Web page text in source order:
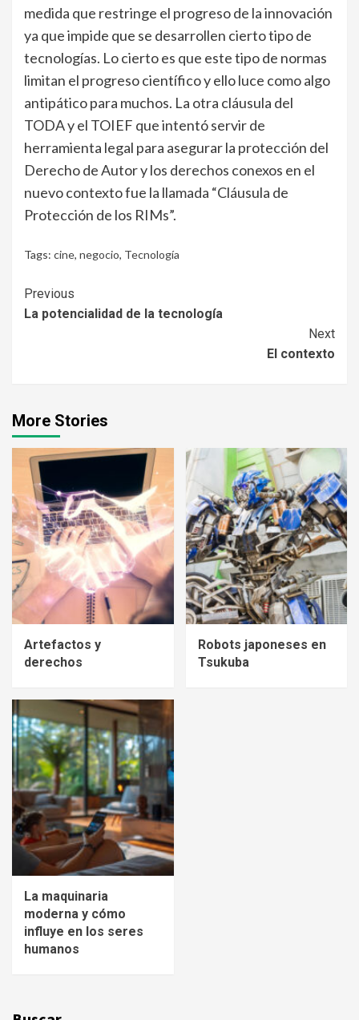
medida que restringe el progreso de la innovación
ya que impide que se desarrollen cierto tipo de
tecnologías. Lo cierto es que este tipo de normas
limitan el progreso científico y ello luce como algo
antipático para muchos. La otra cláusula del
TODA y el TOIEF que intentó servir de
herramienta legal para asegurar la protección del
Derecho de Autor y los derechos conexos en el
nuevo contexto fue la llamada “Cláusula de
Protección de los RIMs”.
Tags: cine, negocio, Tecnología
Continue
Reading
Previous
La potencialidad de la tecnología
Next
El contexto
More Stories
Artefactos y
derechos
Robots japoneses en
Tsukuba
La maquinaria
moderna y cómo
influye en los seres
humanos